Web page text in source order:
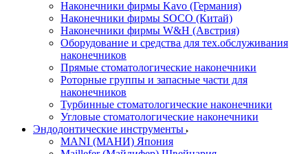
Наконечники фирмы Kavo (Германия)
Наконечники фирмы SOCO (Китай)
Наконечники фирмы W&H (Австрия)
Оборудование и средства для тех.обслуживания
наконечников
Прямые стоматологические наконечники
Роторные группы и запасные части для
наконечников
Турбинные стоматологические наконечники
Угловые стоматологические наконечники
Эндодонтические инструменты
MANI (МАНИ) Япония